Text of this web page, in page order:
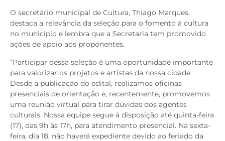
O secretário municipal de Cultura, Thiago Marques,
destaca a relevância da seleção para o fomento à cultura
no município e lembra que a Secretaria tem promovido
ações de apoio aos proponentes.
“Participar dessa seleção é uma oportunidade importante
para valorizar os projetos e artistas da nossa cidade.
Desde a publicação do edital, realizamos oficinas
presenciais de orientação e, recentemente, promovemos
uma reunião virtual para tirar dúvidas dos agentes
culturais. Nossa equipe segue à disposição até quinta-feira
(17), das 9h às 17h, para atendimento presencial. Na sexta-
feira, dia 18, não haverá expediente devido ao feriado da